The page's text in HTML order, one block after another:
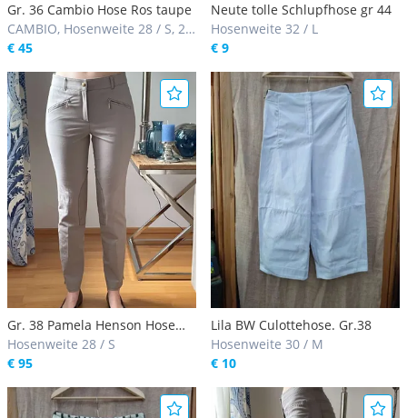
Gr. 36 Cambio Hose Ros taupe
CAMBIO, Hosenweite 28 / S, 29
/ M
€ 45
Neute tolle Schlupfhose gr 44
Hosenweite 32 / L
€ 9
Gr. 38 Pamela Henson Hose
Soho taupe - neu und
ungetragen
Hosenweite 28 / S
€ 95
Lila BW Culottehose. Gr.38
Hosenweite 30 / M
€ 10